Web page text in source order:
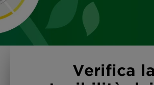
Verifica la